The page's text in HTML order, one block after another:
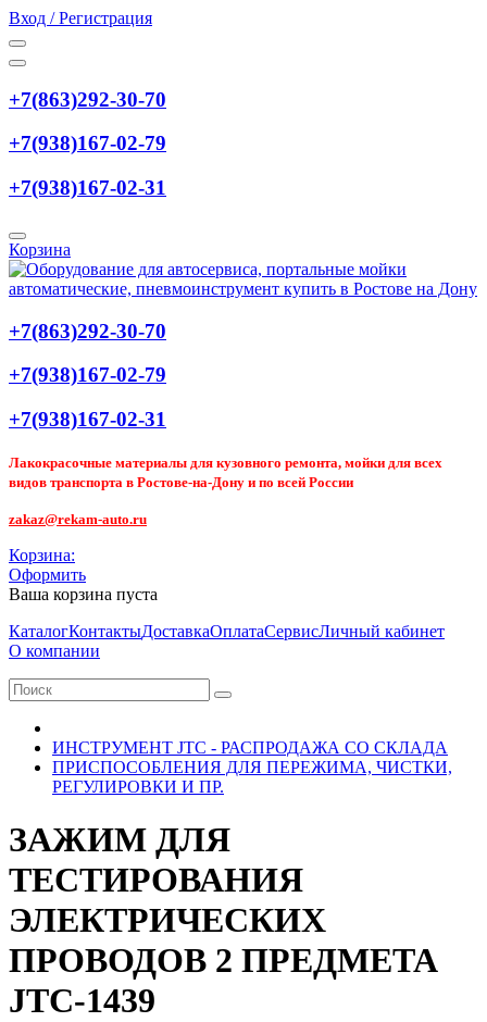
Вход / Регистрация
+7(863)292-30-70
+7(938)167-02-79
+7(938)167-02-31
Корзина
+7(863)292-30-70
+7(938)167-02-79
+7(938)167-02-31
Лакокрасочные материалы для кузовного ремонта, мойки для всех
видов транспорта в Ростове-на-Дону и по всей России
zakaz@rekam-auto.ru
Корзина:
Оформить
Ваша корзина пуста
КаталогКонтактыДоставкаОплатаСервисЛичный кабинет
О компании
ИНСТРУМЕНТ JTC - РАСПРОДАЖА СО СКЛАДА
ПРИСПОСОБЛЕНИЯ ДЛЯ ПЕРЕЖИМА, ЧИСТКИ,
РЕГУЛИРОВКИ И ПР.
ЗАЖИМ ДЛЯ
ТЕСТИРОВАНИЯ
ЭЛЕКТРИЧЕСКИХ
ПРОВОДОВ 2 ПРЕДМЕТА
JTC-1439